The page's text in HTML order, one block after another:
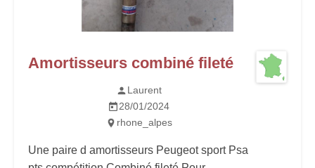
Amortisseurs combiné fileté
Laurent
28/01/2024
rhone_alpes
Une paire d amortisseurs Peugeot sport Psa